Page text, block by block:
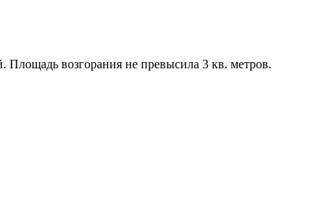
возгорания не превысила 3 кв. метров.